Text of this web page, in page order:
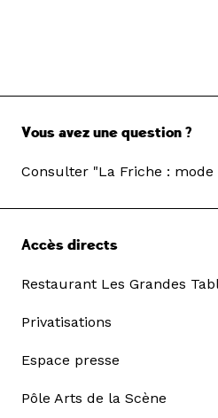
Vous avez une question ?
Consulter "La Friche : mode
Accès directs
Restaurant Les Grandes
Privatisations
Espace presse
Pôle Arts de la Scène